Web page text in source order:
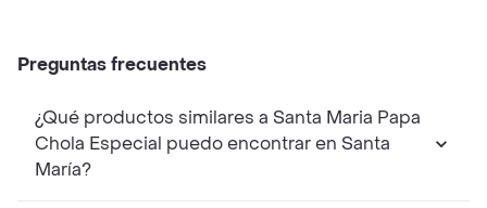
Preguntas frecuentes
¿Qué productos similares a Santa Maria Papa
Chola Especial puedo encontrar en Santa
María?